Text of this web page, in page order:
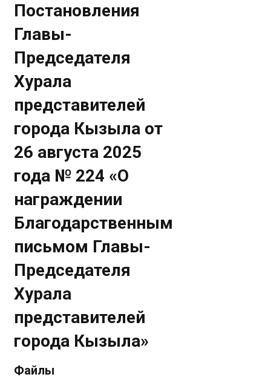
Постановления
Главы-
Председателя
Хурала
представителей
города Кызыла от
26 августа 2025
года № 224 «О
награждении
Благодарственным
письмом Главы-
Председателя
Хурала
представителей
города Кызыла»
Файлы